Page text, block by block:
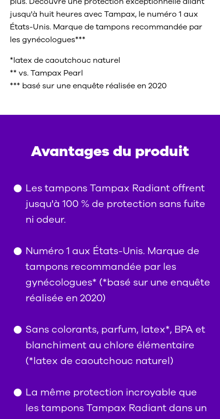
jusqu'à huit heures avec Tampax, le numéro 1 aux
États-Unis. Marque de tampons recommandée par
les gynécologues***
*latex de caoutchouc naturel
** vs. Tampax Pearl
*** basé sur une enquête réalisée en 2020
Avantages du produit
Les tampons Tampax Radiant offrent
jusqu'à 100 % de protection sans fuite
ni odeur.
Numéro 1 aux États-Unis. Marque de
tampons recommandée par les
gynécologues* (*basé sur une enquête
réalisée en 2020)
Sans colorants, parfum, latex*, BPA et
blanchiment au chlore élémentaire
(*latex de caoutchouc naturel)
La même protection incroyable que
les tampons Tampax Radiant dans un